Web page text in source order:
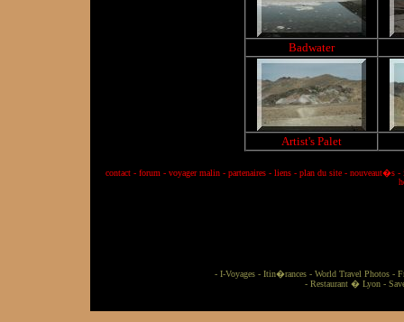
Badwater
Artist's Palet
contact- forum - voyager malin- partenaires- liens- plan du site- nouveaut�s-
- I-Voyages- Itin�rances- World Travel Photos-
- Restaurant � Lyon-